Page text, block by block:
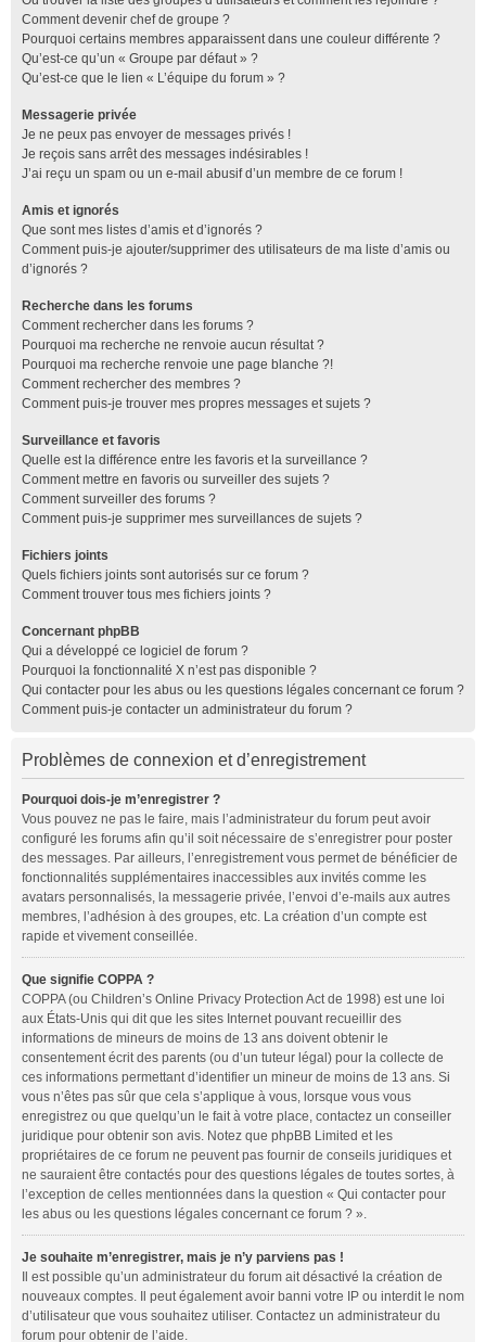
Comment devenir chef de groupe ?
Pourquoi certains membres apparaissent dans une couleur différente ?
Qu’est-ce qu’un « Groupe par défaut » ?
Qu’est-ce que le lien « L’équipe du forum » ?
Messagerie privée
Je ne peux pas envoyer de messages privés !
Je reçois sans arrêt des messages indésirables !
J’ai reçu un spam ou un e-mail abusif d’un membre de ce forum !
Amis et ignorés
Que sont mes listes d’amis et d’ignorés ?
Comment puis-je ajouter/supprimer des utilisateurs de ma liste d’amis ou
d’ignorés ?
Recherche dans les forums
Comment rechercher dans les forums ?
Pourquoi ma recherche ne renvoie aucun résultat ?
Pourquoi ma recherche renvoie une page blanche ?!
Comment rechercher des membres ?
Comment puis-je trouver mes propres messages et sujets ?
Surveillance et favoris
Quelle est la différence entre les favoris et la surveillance ?
Comment mettre en favoris ou surveiller des sujets ?
Comment surveiller des forums ?
Comment puis-je supprimer mes surveillances de sujets ?
Fichiers joints
Quels fichiers joints sont autorisés sur ce forum ?
Comment trouver tous mes fichiers joints ?
Concernant phpBB
Qui a développé ce logiciel de forum ?
Pourquoi la fonctionnalité X n’est pas disponible ?
Qui contacter pour les abus ou les questions légales concernant ce forum ?
Comment puis-je contacter un administrateur du forum ?
Problèmes de connexion et d’enregistrement
Pourquoi dois-je m’enregistrer ?
Vous pouvez ne pas le faire, mais l’administrateur du forum peut avoir
configuré les forums afin qu’il soit nécessaire de s’enregistrer pour poster
des messages. Par ailleurs, l’enregistrement vous permet de bénéficier de
fonctionnalités supplémentaires inaccessibles aux invités comme les
avatars personnalisés, la messagerie privée, l’envoi d’e-mails aux autres
membres, l’adhésion à des groupes, etc. La création d’un compte est
rapide et vivement conseillée.
Que signifie COPPA ?
COPPA (ou Children’s Online Privacy Protection Actde 1998) est une loi
aux États-Unis qui dit que les sites Internet pouvant recueillir des
informations de mineurs de moins de 13 ans doivent obtenir le
consentement écrit des parents (ou d’un tuteur légal) pour la collecte de
ces informations permettant d’identifier un mineur de moins de 13 ans. Si
vous n’êtes pas sûr que cela s’applique à vous, lorsque vous vous
enregistrez ou que quelqu’un le fait à votre place, contactez un conseiller
juridique pour obtenir son avis. Notez que phpBB Limited et les
propriétaires de ce forum ne peuvent pas fournir de conseils juridiques et
ne sauraient être contactés pour des questions légales de toutes sortes, à
l’exception de celles mentionnées dans la question « Qui contacter pour
les abus ou les questions légales concernant ce forum ? ».
Je souhaite m’enregistrer, mais je n’y parviens pas !
Il est possible qu’un administrateur du forum ait désactivé la création de
nouveaux comptes. Il peut également avoir banni votre IP ou interdit le nom
d’utilisateur que vous souhaitez utiliser. Contactez un administrateur du
forum pour obtenir de l’aide.